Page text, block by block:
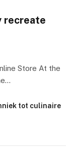
recreate
Store At the
tot culinaire